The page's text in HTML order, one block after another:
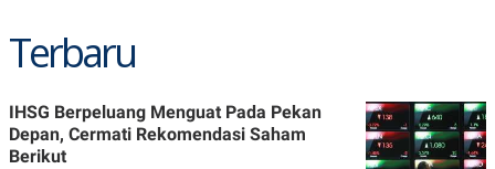
Terbaru
IHSG Berpeluang Menguat Pada Pekan
Depan, Cermati Rekomendasi Saham
Berikut